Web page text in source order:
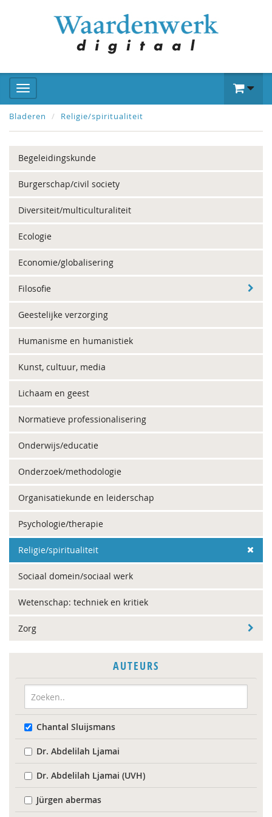
Bladeren Religie/spiritualiteit
Begeleidingskunde
Burgerschap/civil society
Diversiteit/multiculturaliteit
Ecologie
Economie/globalisering
Filosofie
Geestelijke verzorging
Humanisme en humanistiek
Kunst, cultuur, media
Lichaam en geest
Normatieve professionalisering
Onderwijs/educatie
Onderzoek/methodologie
Organisatiekunde en leiderschap
Psychologie/therapie
Religie/spiritualiteit
Sociaal domein/sociaal werk
Wetenschap: techniek en kritiek
Zorg
AUTEURS
Chantal Sluijsmans
Dr. Abdelilah Ljamai
Dr. Abdelilah Ljamai (UVH)
Jürgen abermas